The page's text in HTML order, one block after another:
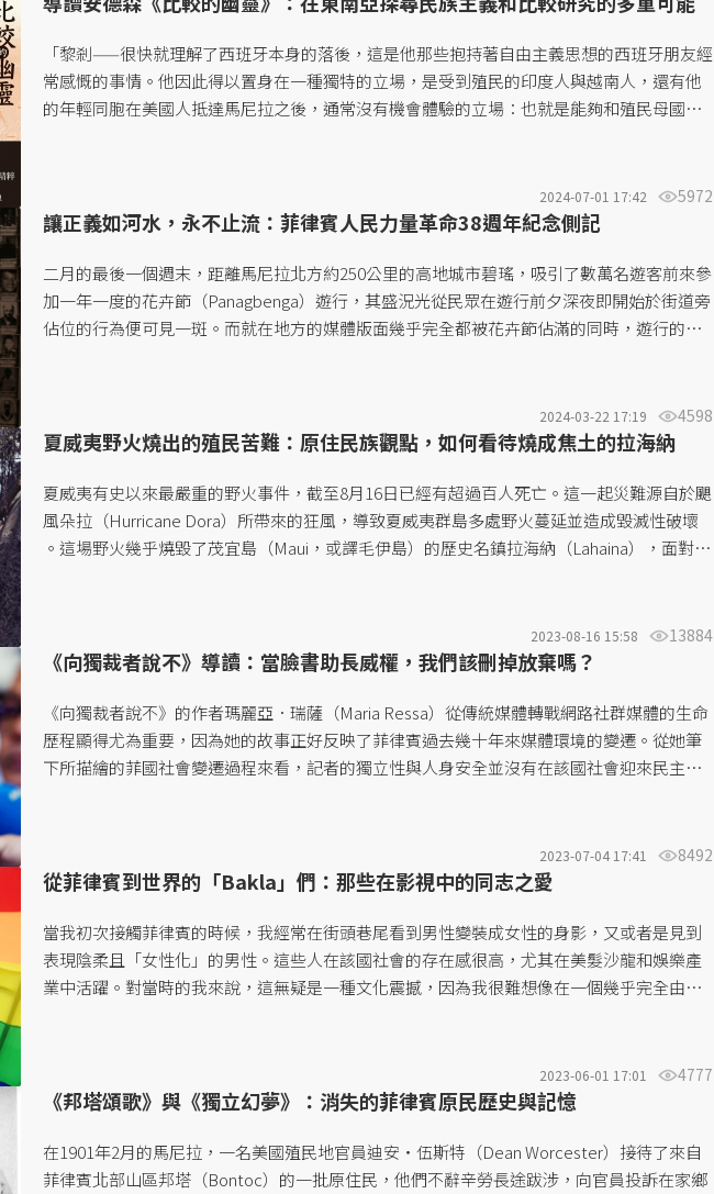
「黎剎——很快就理解了西班牙本身的落後，這是他那些抱持著自由主義思想的西班牙朋友經
常感慨的事情。他因此得以置身在一種獨特的立場，是受到殖民的印度人與越南人，還有他
的年輕同胞在美國人抵達馬尼拉之後，通常沒有機會體驗的立場：也就是能夠和殖民母國站
2024-07-01 17:42 5972
讓正義如河水，永不止流：菲律賓人民力量革命38週年紀念側記
二月的最後一個週末，距離馬尼拉北方約250公里的高地城市碧瑤，吸引了數萬名遊客前來參
加一年一度的花卉節（Panagbenga）遊行，其盛況光從民眾在遊行前夕深夜即開始於街道旁
佔位的行為便可見一斑。而就在地方的媒體版面幾乎完全都被花卉節佔滿的同時，遊行的這
2024-03-22 17:19 4598
夏威夷野火燒出的殖民苦難：原住民族觀點，如何看待燒成焦土的拉海納
夏威夷有史以來最嚴重的野火事件，截至8月16日已經有超過百人死亡。這一起災難源自於颶
風朵拉（Hurricane Dora）所帶來的狂風，導致夏威夷群島多處野火蔓延並造成毀滅性破壞​​
。這場野火幾乎燒毀了茂宜島（Maui，或譯毛伊島）的歷史名鎮拉海納（Lahaina），面對這
2023-08-16 15:58 13884
《向獨裁者說不》導讀：當臉書助長威權，我們該刪掉放棄嗎？
《向獨裁者說不》的作者瑪麗亞．瑞薩（Maria Ressa）從傳統媒體轉戰網路社群媒體的生命
歷程顯得尤為重要，因為她的故事正好反映了菲律賓過去幾十年來媒體環境的變遷。從她筆
下所描繪的菲國社會變遷過程來看，記者的獨立性與人身安全並沒有在該國社會迎來民主政
2023-07-04 17:41 8492
從菲律賓到世界的「Bakla」們：那些在影視中的同志之愛
當我初次接觸菲律賓的時候，我經常在街頭巷尾看到男性變裝成女性的身影，又或者是見到
表現陰柔且「女性化」的男性。這些人在該國社會的存在感很高，尤其在美髮沙龍和娛樂產
業中活躍。對當時的我來說，這無疑是一種文化震撼，因為我很難想像在一個幾乎完全由天
2023-06-01 17:01 4777
《邦塔頌歌》與《獨立幻夢》：消失的菲律賓原民歷史與記憶
在1901年2月的馬尼拉，一名美國殖民地官員迪安・伍斯特（Dean Worcester）接待了來自
菲律賓北部山區邦塔（Bontoc）的一批原住民，他們不辭辛勞長途跋涉，向官員投訴在家鄉